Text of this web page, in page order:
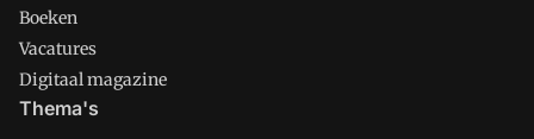
Boeken
Vacatures
Digitaal magazine
Thema's